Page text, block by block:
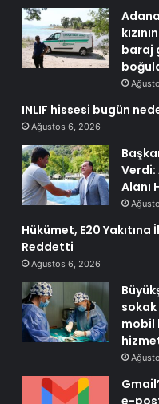
baraj
INLIF hissesi bugün
Ağustos 6, 2026
Verdi:
Alanı
Hükümet, E20
Reddetti
Ağustos 6, 2026
mobil
e-